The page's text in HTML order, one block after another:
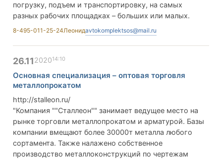
погрузку, подъем и транспортировку, на самых
разных рабочих площадках – больших или малых.
8-495-011-25-24Леонидavtokomplektsos@mail.ru
26.11202014:10
Основная специализация – оптовая торговля
металлопрокатом
http://stalleon.ru/
"Компания ""Сталлеон"" занимает ведущее место на
рынке торговли металлопрокатом и арматурой. Базы
компании вмещают более 30000т металла любого
сортамента. Также налажено собственное
производство металлоконструкций по чертежам